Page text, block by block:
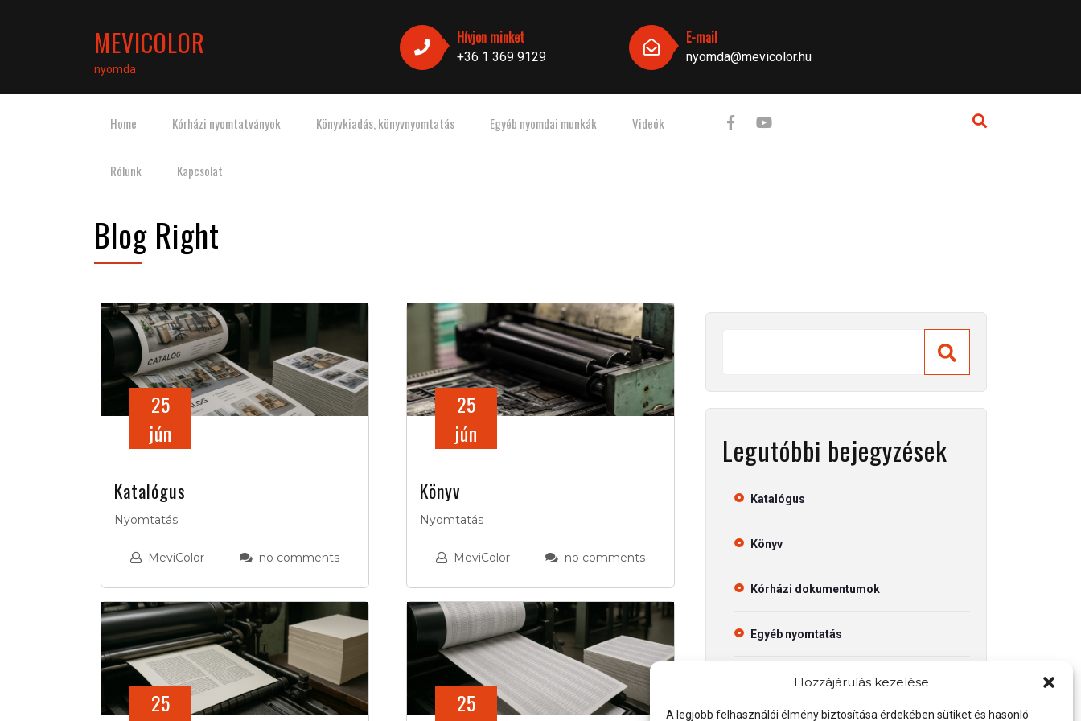
Hozzájárulás kezelése
A legjobb felhasználói élmény biztosítása érdekében sütiket és hasonló
MEVICOLOR
nyomda
Hívjon minket
+36 1 369 9129
E-mail
nyomda@mevicolor.hu
Home Kórházi nyomtatványok Könyvkiadás, könyvnyomtatás Egyéb nyomdai munkák Videók
Rólunk Kapcsolat
Blog Right
25
jún
Katalógus
Nyomtatás
MeviColor no comments
25
jún
Könyv
Nyomtatás
MeviColor no comments
25
25
Legutóbbi bejegyzések
Katalógus
Könyv
Kórházi dokumentumok
Egyéb nyomtatás